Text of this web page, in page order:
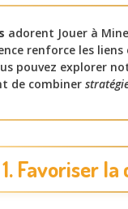
adorent Jouer à
renforce les
pouvez explorer
de combiner
1. Favoriser